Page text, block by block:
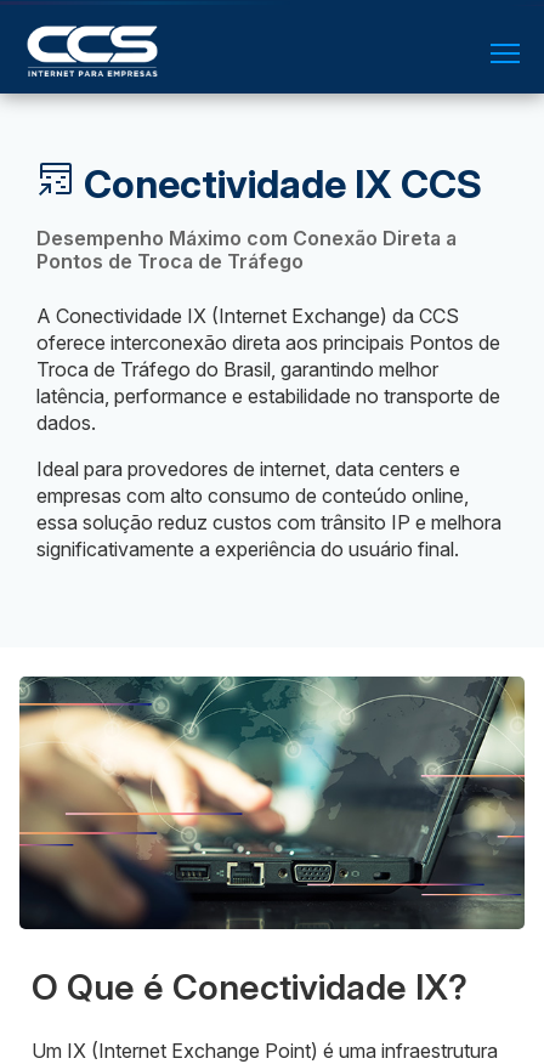
Conectividade IX CCS
Desempenho Máximo com Conexão Direta a
Pontos de Troca de Tráfego
A Conectividade IX (Internet Exchange) da CCS
oferece interconexão direta aos principais Pontos de
Troca de Tráfego do Brasil, garantindo melhor
latência, performance e estabilidade no transporte de
dados.
Ideal para provedores de internet, data centers e
empresas com alto consumo de conteúdo online,
essa solução reduz custos com trânsito IP e melhora
significativamente a experiência do usuário final.
O Que é Conectividade IX?
Um IX (Internet Exchange Point) é uma infraestrutura